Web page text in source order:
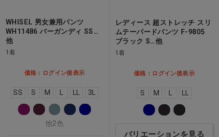
WHISEL 男女兼用パンツ
WH11486 バーガンディ SS…
他
1着
価格：ログイン後表示
SS S M 3L
他2色
レディース 超ストレッチ スリ
ムテーパードパンツ F-9805
ブラック S…他
1着
価格：ログイン後表示
S M
バリエーションを見る